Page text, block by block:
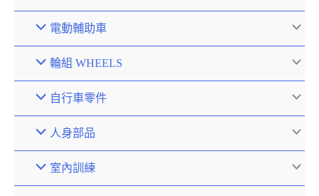
電動輔助車
輪組 WHEELS
自行車零件
人身部品
室內訓練